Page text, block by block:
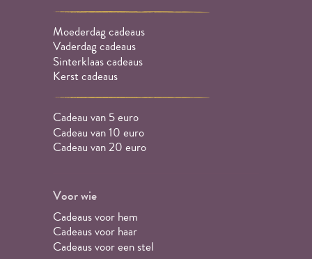
Moederdag cadeaus
Vaderdag cadeaus
Sinterklaas cadeaus
Kerst cadeaus
Cadeau van 5 euro
Cadeau van 10 euro
Cadeau van 20 euro
Voor wie
Cadeaus voor hem
Cadeaus voor haar
Cadeaus voor een stel